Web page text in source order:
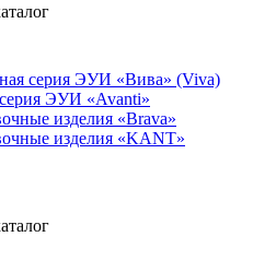
серия ЭУИ «Вива» (Viva)
ЭУИ «Avanti»
изделия «Brava»
изделия «KANT»